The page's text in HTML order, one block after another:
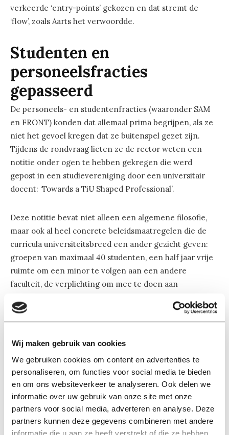
Wij maken gebruik van cookies
We gebruiken cookies om content en advertenties te
personaliseren, om functies voor social media te bieden
en om ons websiteverkeer te analyseren. Ook delen we
informatie over uw gebruik van onze site met onze
partners voor social media, adverteren en analyse. Deze
partners kunnen deze gegevens combineren met andere
informatie die u aan ze heeft verstrekt of die ze hebben
verkeerde ‘entry-points’ gekozen en dat stremt de
‘flow’, zoals Aarts het verwoordde.
Studenten en
personeelsfracties
gepasseerd
De personeels- en studentenfracties (waaronder SAM
en FRONT) konden dat allemaal prima begrijpen, als ze
niet het gevoel kregen dat ze buitenspel gezet zijn.
Tijdens de rondvraag lieten ze de rector weten een
notitie onder ogen te hebben gekregen die werd
gepost in een studievereniging door een universitair
docent: ‘Towards a TiU Shaped Professional’.
Deze notitie bevat niet alleen een algemene filosofie,
maar ook al heel concrete beleidsmaatregelen die de
curricula universiteitsbreed een ander gezicht geven:
groepen van maximaal 40 studenten, een half jaar vrije
ruimte om een minor te volgen aan een andere
faculteit, de verplichting om mee te doen aan
het bijhouden van een e-portfolio en het doen aan zelf-
reflectie. De betreffende docent gaf de indruk dat dit
fracties in de medezeggenschap, die hierover willen
meebeslissen. In ieder geval zijn de studiepunten bij het
Academic Forum al ingevoerd.
Gelekt document
Aarts gaf toe dat dit gelekte document wat vreemd